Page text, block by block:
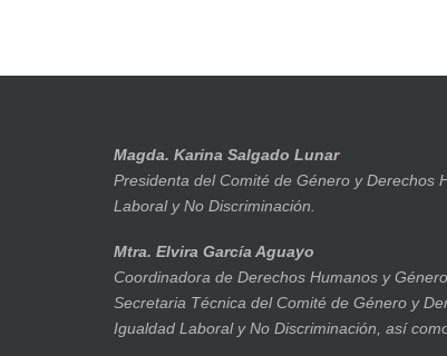
Magda. Karina Salgado Lunar
Presidenta del Comité de Género y Derechos
Laboral y No Discriminación.
Mtra. Elvira García Aguayo
Coordinadora de Derechos Humanos y Género
Secretaria Técnica del Comité de Género y
Igualdad Laboral y No Discriminación, así